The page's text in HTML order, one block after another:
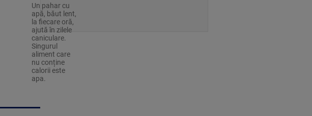
Un pahar cu
apă, băut lent,
la fiecare oră,
ajută în zilele
caniculare.
Singurul
aliment care
nu conține
calorii este
apa.